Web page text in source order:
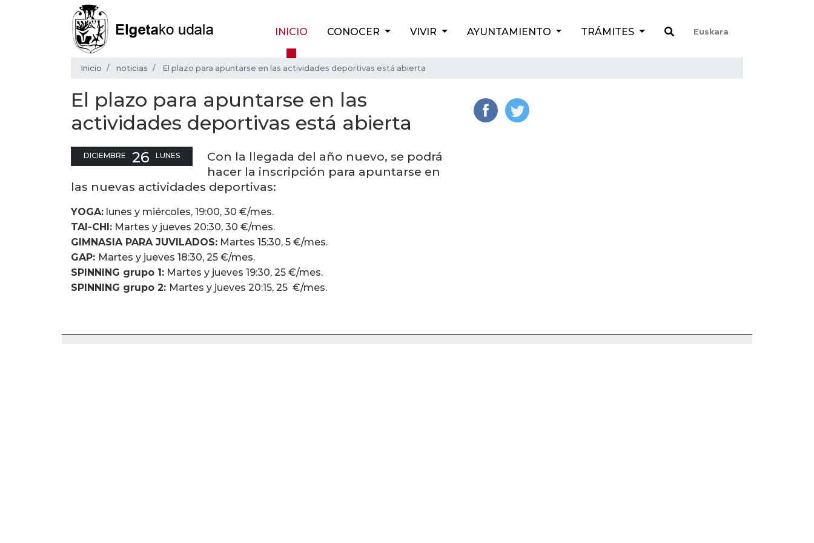
INICIO CONOCER VIVIR AYUNTAMIENTO TRÁMITES Euskara
Inicio noticias El plazo para apuntarse en las actividades deportivas está abierta
El plazo para apuntarse en las
actividades deportivas está abierta
DICIEMBRE 26 LUNES
Con la llegada del año nuevo, se podrá
hacer la inscripción para apuntarse en
las nuevas actividades deportivas:
YOGA: lunes y miércoles, 19:00, 30 €/mes.
TAI-CHI: Martes y jueves 20:30, 30 €/mes.
GIMNASIA PARA JUVILADOS: Martes 15:30, 5 €/mes.
GAP: Martes y jueves 18:30, 25 €/mes.
SPINNING grupo 1: Martes y jueves 19:30, 25 €/mes.
SPINNING grupo 2: Martes y jueves 20:15, 25 €/mes.